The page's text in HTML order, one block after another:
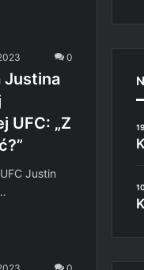
0
Justina
UFC: „Z
Justin